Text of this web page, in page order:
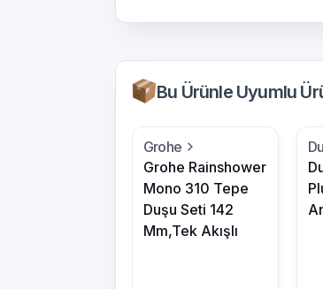
Bu Ürünle Uyumlu
Grohe
Grohe Rainshower
Mono 310 Tepe
Duşu Seti 142
Mm,Tek Akışlı